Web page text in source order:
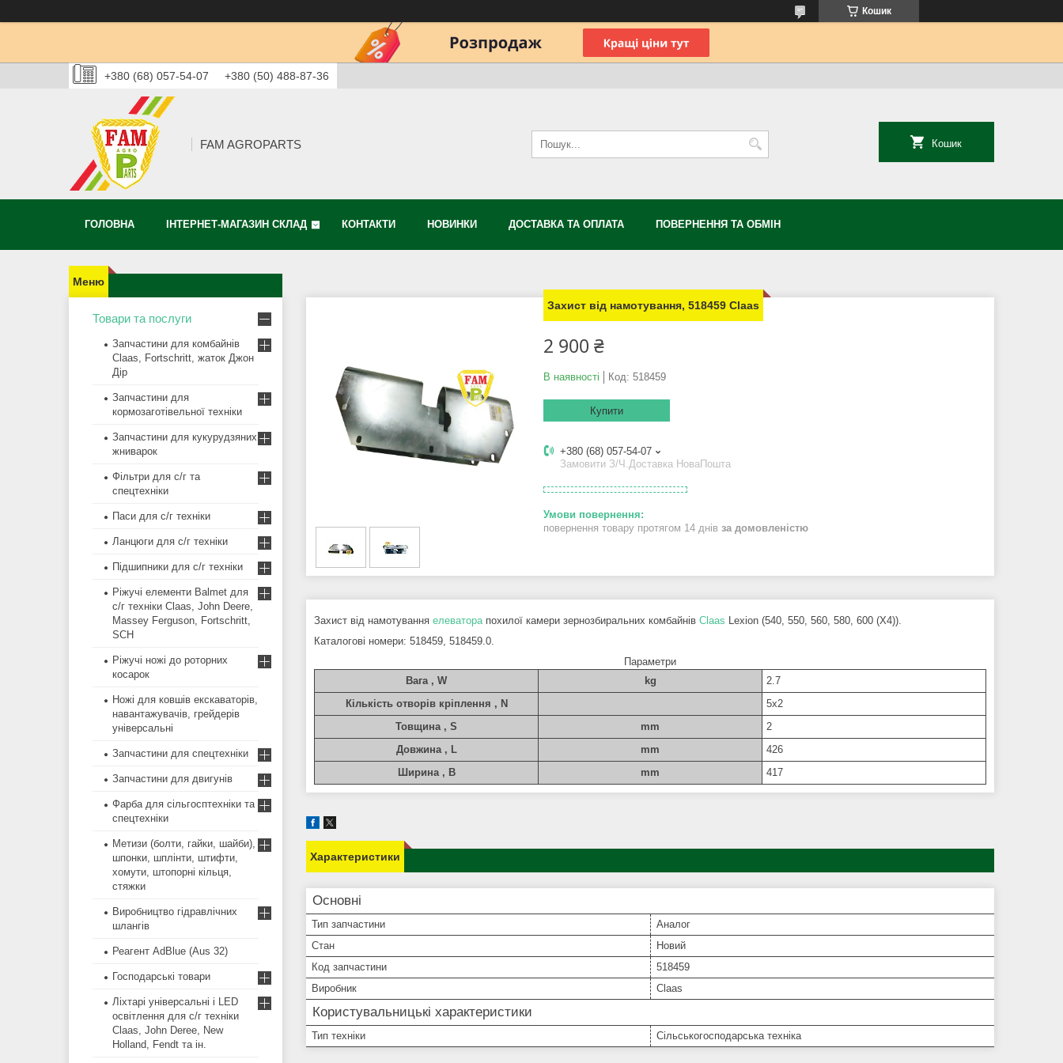
Кошик
+380 (68) 057-54-07 +380 (50) 488-87-36
FAM AGROPARTS Кошик
ГОЛОВНА ІНТЕРНЕТ-МАГАЗИН СКЛАД КОНТАКТИ НОВИНКИ ДОСТАВКА ТА ОПЛАТА ПОВЕРНЕННЯ ТА ОБМІН
Захист від намотування, 518459 Claas
2 900 ₴
В наявності Код: 518459
Купити
+380 (68) 057-54-07
Замовити З/Ч.Доставка НоваПошта
повернення товару протягом 14 днів за домовленістю
Захист від намотування елеваторапохилої камери зернозбиральних комбайнів Claas Lexion (540, 550, 560, 580, 600 (X4)).
Каталогові номери: 518459, 518459.0.
Параметри
Вага , W
kg
2.7
Кількість отворів кріплення , N
5x2
Товщина , S
mm
2
Довжина , L
mm
426
Ширина , B
mm 417
Характеристики
Основні
Тип запчастини
Аналог
Стан
Новий
Код запчастини
518459
Виробник
Claas
Користувальницькі характеристики
Тип техніки Сільськогосподарська техніка
Товари та послуги
Запчастини для комбайнів
Claas, Fortschritt, жаток Джон
Дір
Запчастини для
кормозаготівельної техніки
Запчастини для кукурудзяних
жниварок
Фільтри для с/г та
спецтехніки
Паси для с/г техніки
Ланцюги для с/г техніки
Підшипники для с/г техніки
Ріжучі елементи Balmet для
с/г техніки Claas, John Deere,
Massey Ferguson, Fortschritt,
SCH
Ріжучі ножі до роторних
косарок
Ножі для ковшів екскаваторів,
навантажувачів, грейдерів
універсальні
Запчастини для спецтехніки
Запчастини для двигунів
Фарба для сільгосптехніки та
спецтехніки
Метизи (болти, гайки, шайби),
шпонки, шплінти, штифти,
хомути, штопорні кільця,
стяжки
Виробництво гідравлічних
шлангів
Реагент AdBlue (Aus 32)
Господарські товари
Ліхтарі універсальні і LED
освітлення для с/г техніки
Claas, John Deree, New
Holland, Fendt та ін.